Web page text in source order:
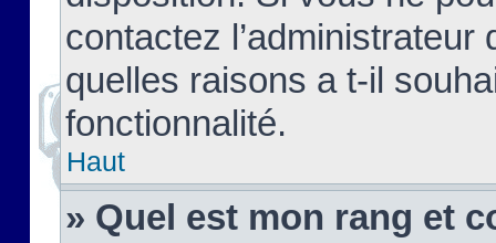
contactez
quelles raisons a t-il
fonctionnalité.
Haut
» Quel est mon rang et